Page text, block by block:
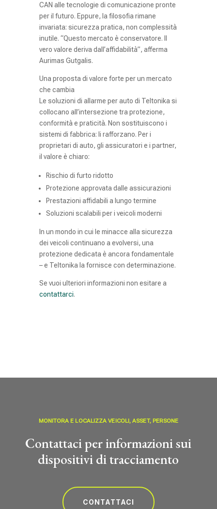
CAN alle tecnologie di comunicazione pronte
per il futuro. Eppure, la filosofia rimane
invariata: sicurezza pratica, non complessità
inutile. “Questo mercato è conservatore. Il
vero valore deriva dall’affidabilità”, afferma
Aurimas Gutgalis.
Una proposta di valore forte per un mercato
che cambia
Le soluzioni di allarme per auto di Teltonika si
collocano all’intersezione tra protezione,
conformità e praticità. Non sostituiscono i
sistemi di fabbrica: li rafforzano. Per i
proprietari di auto, gli assicuratori e i partner,
il valore è chiaro:
Rischio di furto ridotto
Protezione approvata dalle assicurazioni
Prestazioni affidabili a lungo termine
Soluzioni scalabili per i veicoli moderni
In un mondo in cui le minacce alla sicurezza
dei veicoli continuano a evolversi, una
protezione dedicata è ancora fondamentale
– e Teltonika la fornisce con determinazione.
Se vuoi ulteriori informazioni non esitare a
contattarci.
MONITORA E LOCALIZZA VEICOLI, ASSET, PERSONE
Contattaci per informazioni sui
dispositivi di tracciamento
CONTATTACI